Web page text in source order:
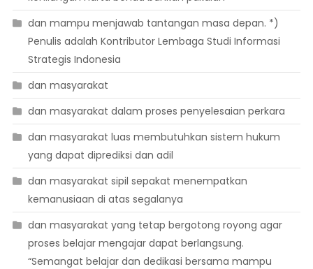
dan mampu menjawab tantangan masa depan. *)
Penulis adalah Kontributor Lembaga Studi Informasi
Strategis Indonesia
dan masyarakat
dan masyarakat dalam proses penyelesaian perkara
dan masyarakat luas membutuhkan sistem hukum
yang dapat diprediksi dan adil
dan masyarakat sipil sepakat menempatkan
kemanusiaan di atas segalanya
dan masyarakat yang tetap bergotong royong agar
proses belajar mengajar dapat berlangsung.
“Semangat belajar dan dedikasi bersama mampu